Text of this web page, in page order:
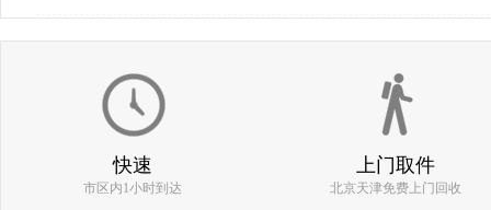
快速
市区内1小时到达
上门取件
北京天津免费上门回收